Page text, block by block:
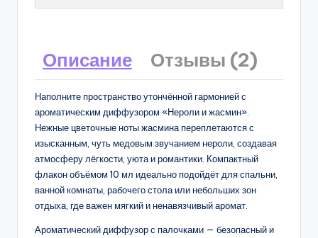
Описание Отзывы (2)
Наполните пространство утончённой гармонией с
ароматическим диффузором «Нероли и жасмин».
Нежные цветочные ноты жасмина переплетаются с
изысканным, чуть медовым звучанием нероли, создавая
атмосферу лёгкости, уюта и романтики. Компактный
флакон объёмом 10 мл идеально подойдёт для спальни,
ванной комнаты, рабочего стола или небольших зон
отдыха, где важен мягкий и ненавязчивый аромат.
Ароматический диффузор с палочками — безопасный и